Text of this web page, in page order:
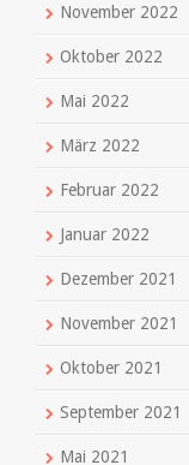
November 2022
Oktober 2022
Mai 2022
März 2022
Februar 2022
Januar 2022
Dezember 2021
November 2021
Oktober 2021
September 2021
Mai 2021